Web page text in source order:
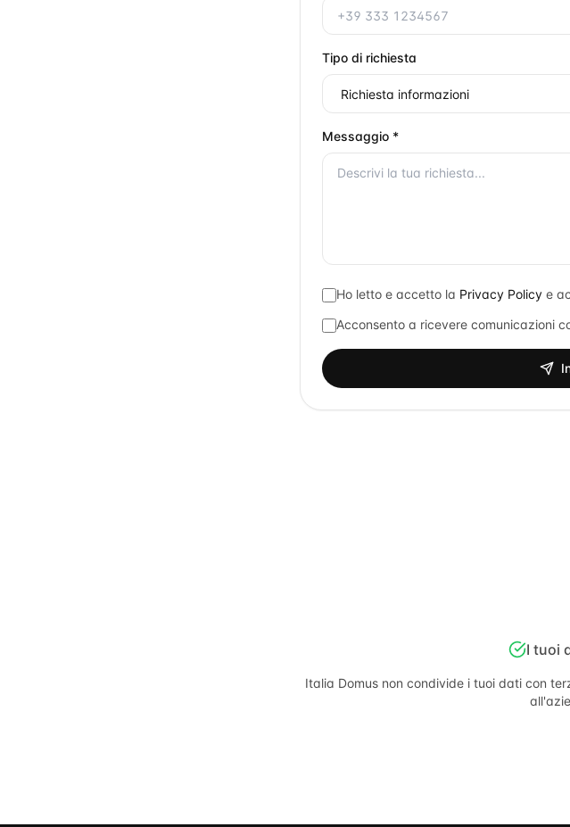
Tipo di richiesta
Messaggio *
Ho letto e accetto la Privacy Policy e
Acconsento a ricevere comunicazioni
I tuoi
Italia Domusnon condivide i tuoi dati con